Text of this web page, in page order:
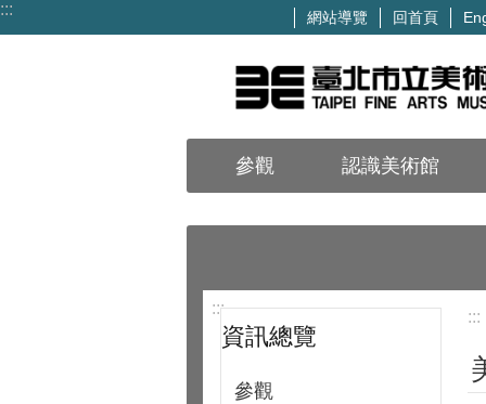
跳到主要內容區塊
::: 網站導覽 回首頁
參觀 認識美術館
:::
資訊總覽
參觀
:::